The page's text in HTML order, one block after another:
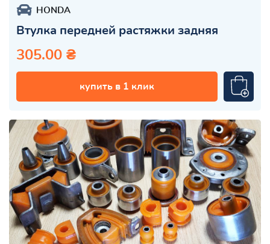
HONDA
Втулка передней растяжки задняя
305.00 ₴
купить в 1 клик